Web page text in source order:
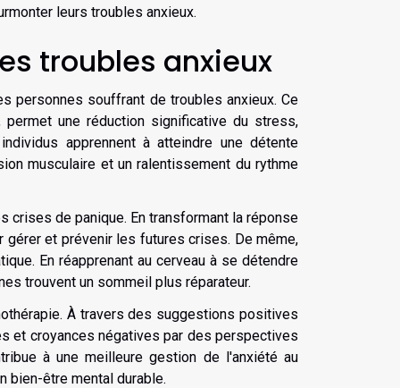
leurs troubles anxieux.
troubles anxieux
personnes souffrant de troubles anxieux. Ce
une réduction significative du stress,
apprennent à atteindre une détente
musculaire et un ralentissement du rythme
crises de panique. En transformant la réponse
et prévenir les futures crises. De même,
En réapprenant au cerveau à se détendre
trouvent un sommeil plus réparateur.
À travers des suggestions positives
et croyances négatives par des perspectives
à une meilleure gestion de l'anxiété au
bien-être mental durable.